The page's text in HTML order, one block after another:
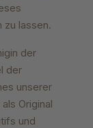
zu lassen.
der
der
unserer
Original
und